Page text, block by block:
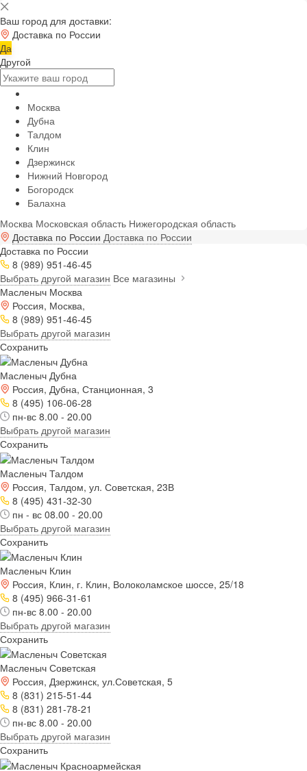
Ваш город для доставки:
Доставка по России
Да
Другой
Москва
Дубна
Талдом
Клин
Дзержинск
Нижний Новгород
Богородск
Балахна
Москва Московская область Нижегородская область
Доставка по России Доставка по России
Доставка по России
8 (989) 951-46-45
Выбрать другой магазин Все магазины
Масленыч Москва
Россия, Москва,
8 (989) 951-46-45
Выбрать другой магазин
Сохранить
Масленыч Дубна
Россия, Дубна, Станционная, 3
8 (495) 106-06-28
пн-вс 8.00 - 20.00
Выбрать другой магазин
Сохранить
Масленыч Талдом
Россия, Талдом, ул. Советская, 23В
8 (495) 431-32-30
пн - вс 08.00 - 20.00
Выбрать другой магазин
Сохранить
Масленыч Клин
Россия, Клин, г. Клин, Волоколамское шоссе, 25/18
8 (495) 966-31-61
пн-вс 8.00 - 20.00
Выбрать другой магазин
Сохранить
Масленыч Советская
Россия, Дзержинск, ул.Советская, 5
8 (831) 215-51-44
8 (831) 281-78-21
пн-вс 8.00 - 20.00
Выбрать другой магазин
Сохранить